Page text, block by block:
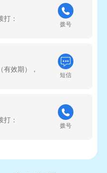
：
拨号
效期），
短信
：
拨号